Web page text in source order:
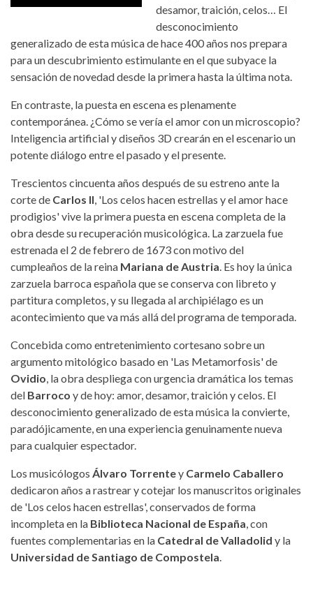
desamor, traición, celos… El
desconocimiento
generalizado de esta música de hace 400 años nos prepara
para un descubrimiento estimulante en el que subyace la
sensación de novedad desde la primera hasta la última nota.
En contraste, la puesta en escena es plenamente
contemporánea. ¿Cómo se vería el amor con un microscopio?
Inteligencia artificial y diseños 3D crearán en el escenario un
potente diálogo entre el pasado y el presente.
Trescientos cincuenta años después de su estreno ante la
corte de Carlos II, 'Los celos hacen estrellas y el amor hace
prodigios' vive la primera puesta en escena completa de la
obra desde su recuperación musicológica. La zarzuela fue
estrenada el 2 de febrero de 1673 con motivo del
cumpleaños de la reina Mariana de Austria. Es hoy la única
zarzuela barroca española que se conserva con libreto y
partitura completos, y su llegada al archipiélago es un
acontecimiento que va más allá del programa de temporada.
Concebida como entretenimiento cortesano sobre un
argumento mitológico basado en 'Las Metamorfosis' de
Ovidio, la obra despliega con urgencia dramática los temas
del Barroco y de hoy: amor, desamor, traición y celos. El
desconocimiento generalizado de esta música la convierte,
paradójicamente, en una experiencia genuinamente nueva
para cualquier espectador.
Los musicólogos Álvaro Torrentey Carmelo Caballero
dedicaron años a rastrear y cotejar los manuscritos originales
de 'Los celos hacen estrellas', conservados de forma
incompleta en la Biblioteca Nacional de España, con
fuentes complementarias en la Catedral de Valladolid y la
Universidad de Santiago de Compostela.